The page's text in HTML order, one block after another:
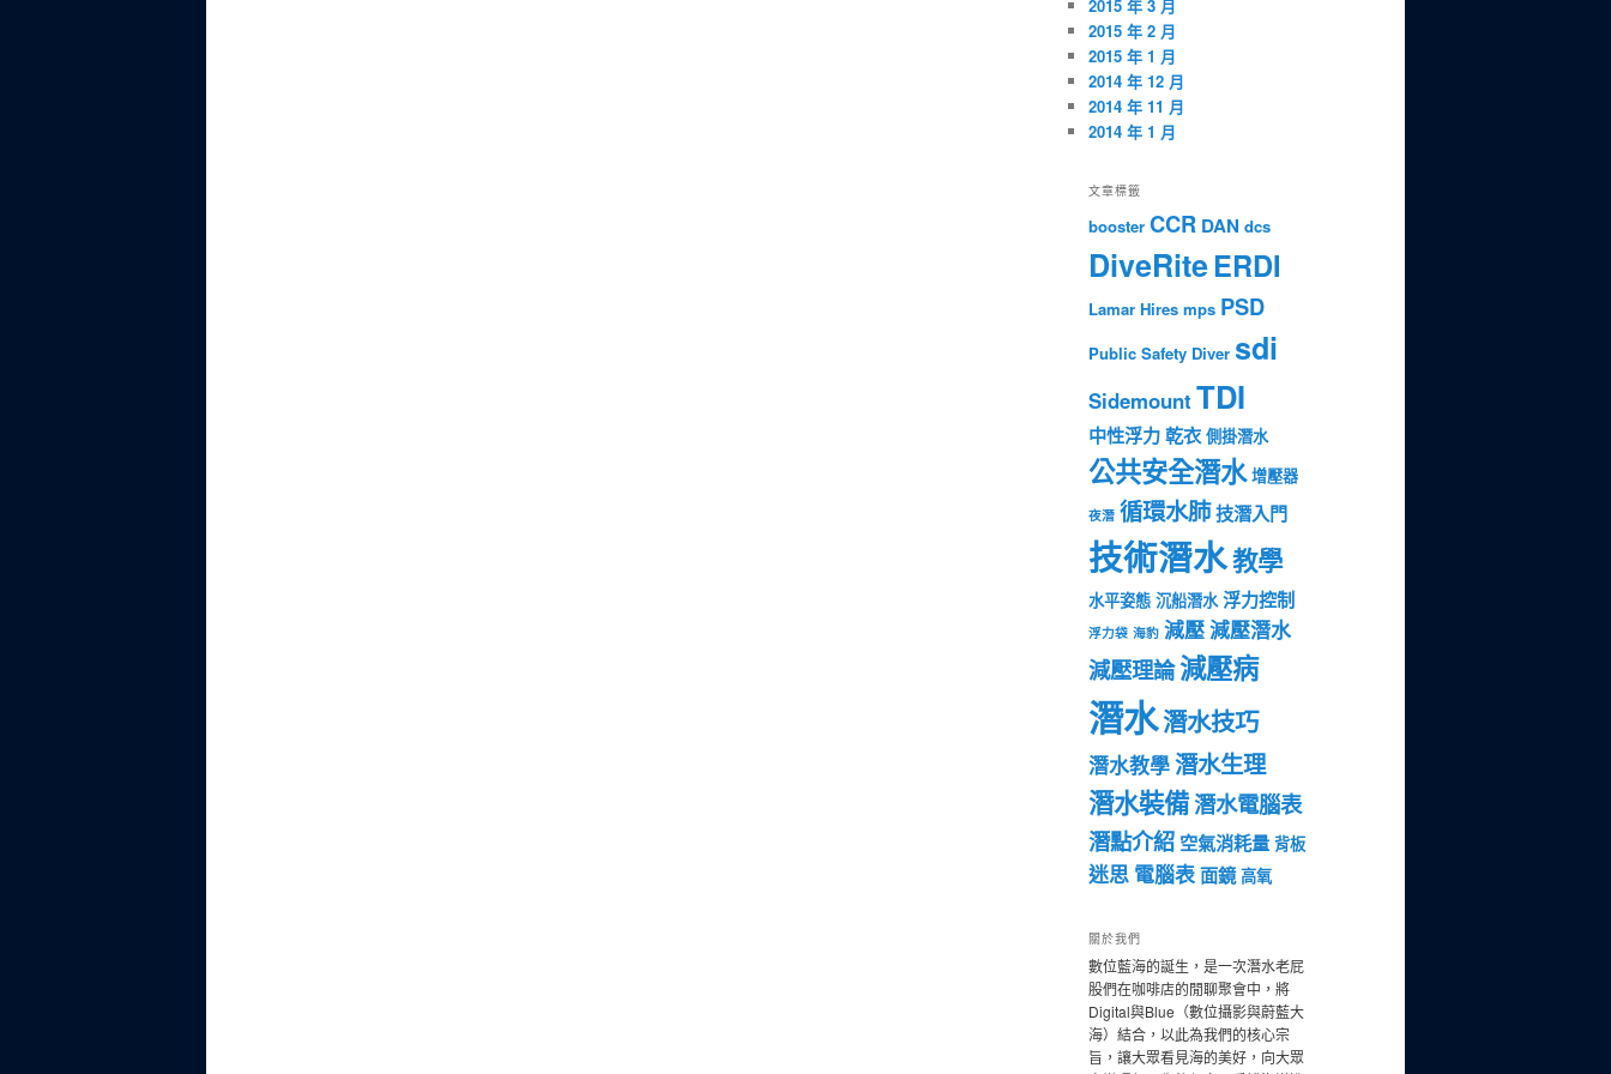
2015 年 3 月
2015 年 2 月
2015 年 1 月
2014 年 12 月
2014 年 11 月
2014 年 1 月
文章標籤
booster CCR DAN dcs
DiveRiteERDI
Lamar Hires mps PSD
Public Safety Diver sdi
Sidemount TDI
中性浮力乾衣 側掛潛水
公共安全潛水 增壓器
夜潛 循環水肺技潛入門
技術潛水教學
水平姿態 沉船潛水 浮力控制
浮力袋 海豹 減壓減壓潛水
減壓理論減壓病
潛水潛水技巧
潛水教學潛水生理
潛水裝備潛水電腦表
潛點介紹 空氣消耗量 背板
迷思 電腦表面鏡 高氧
關於我們
數位藍海的誕生，是一次潛水老屁
股們在咖啡店的閒聊聚會中，將
Digital與Blue（數位攝影與蔚藍大
海）結合，以此為我們的核心宗
旨，讓大眾看見海的美好，向大眾